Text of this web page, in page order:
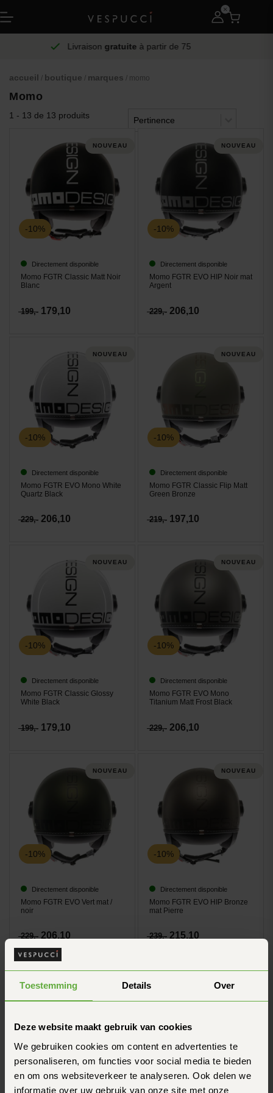
Toestemming Details Over
Deze website maakt gebruik van cookies
We gebruiken cookies om content en advertenties te
personaliseren, om functies voor social media te bieden
en om ons websiteverkeer te analyseren. Ook delen we
informatie over uw gebruik van onze site met onze
Livraison gratuite à partir de 75
accueil / boutique / marques / momo
Momo
1 - 13 de 13 produits Trier
Trier le contenu
Trier le contenu
NOUVEAU
-10%
Directement disponible
Momo FGTR Classic Matt Noir
Blanc
199,- 179,10
NOUVEAU
-10%
Directement disponible
Momo FGTR EVO HIP Noir mat
Argent
229,- 206,10
NOUVEAU
-10%
Directement disponible
Momo FGTR EVO Mono White
Quartz Black
229,- 206,10
NOUVEAU
-10%
Directement disponible
Momo FGTR Classic Flip Matt
Green Bronze
219,- 197,10
NOUVEAU
-10%
Directement disponible
Momo FGTR Classic Glossy
White Black
199,- 179,10
NOUVEAU
-10%
Directement disponible
Momo FGTR EVO Mono
Titanium Matt Frost Black
229,- 206,10
NOUVEAU
-10%
Directement disponible
Momo FGTR EVO Vert mat /
noir
229,- 206,10
NOUVEAU
-10%
Directement disponible
Momo FGTR EVO HIP Bronze
mat Pierre
239,- 215,10
-10% -10%